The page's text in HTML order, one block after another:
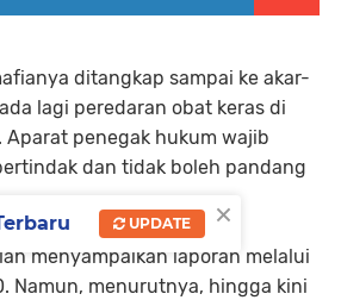
ditangkap sampai ke akar-
lagi peredaran obat keras di
Aparat penegak hukum wajib
dan tidak boleh pandang
menyampaikan laporan melalui
Namun, menurutnya, hingga kini
×
UPDATE